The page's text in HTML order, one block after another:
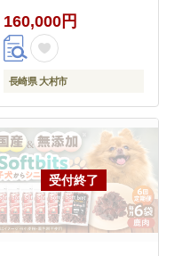
ト [ACAM033]
160,000円
長崎県 大村市